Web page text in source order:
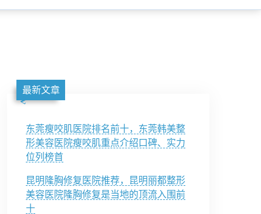
最新文章
东莞瘦咬肌医院排名前十，东莞韩美整
形美容医院瘦咬肌重点介绍口碑、实力
位列榜首
昆明隆胸修复医院推荐，昆明丽都整形
美容医院隆胸修复是当地的顶流入围前
十